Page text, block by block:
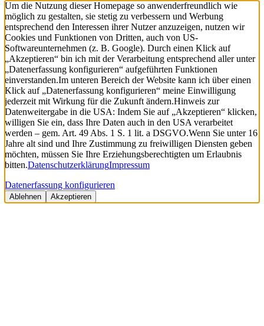
Um die Nutzung dieser Homepage so anwenderfreundlich wie
möglich zu gestalten, sie stetig zu verbessern und Werbung
entsprechend den Interessen ihrer Nutzer anzuzeigen, nutzen wir
Cookies und Funktionen von Dritten, auch von US-
Softwareunternehmen (z. B. Google). Durch einen Klick auf
„Akzeptieren“ bin ich mit der Verarbeitung entsprechend aller unter
„Datenerfassung konfigurieren“ aufgeführten Funktionen
einverstanden.Im unteren Bereich der Website kann ich über einen
Klick auf „Datenerfassung konfigurieren“ meine Einwilligung
jederzeit mit Wirkung für die Zukunft ändern.Hinweis zur
Datenweitergabe in die USA: Indem Sie auf „Akzeptieren“ klicken,
willigen Sie ein, dass Ihre Daten auch in den USA verarbeitet
werden – gem. Art. 49 Abs. 1 S. 1 lit. a DSGVO.Wenn Sie unter 16
Jahre alt sind und Ihre Zustimmung zu freiwilligen Diensten geben
möchten, müssen Sie Ihre Erziehungsberechtigten um Erlaubnis
bitten.DatenschutzerklärungImpressum
Datenerfassung konfigurieren
Ablehnen Akzeptieren